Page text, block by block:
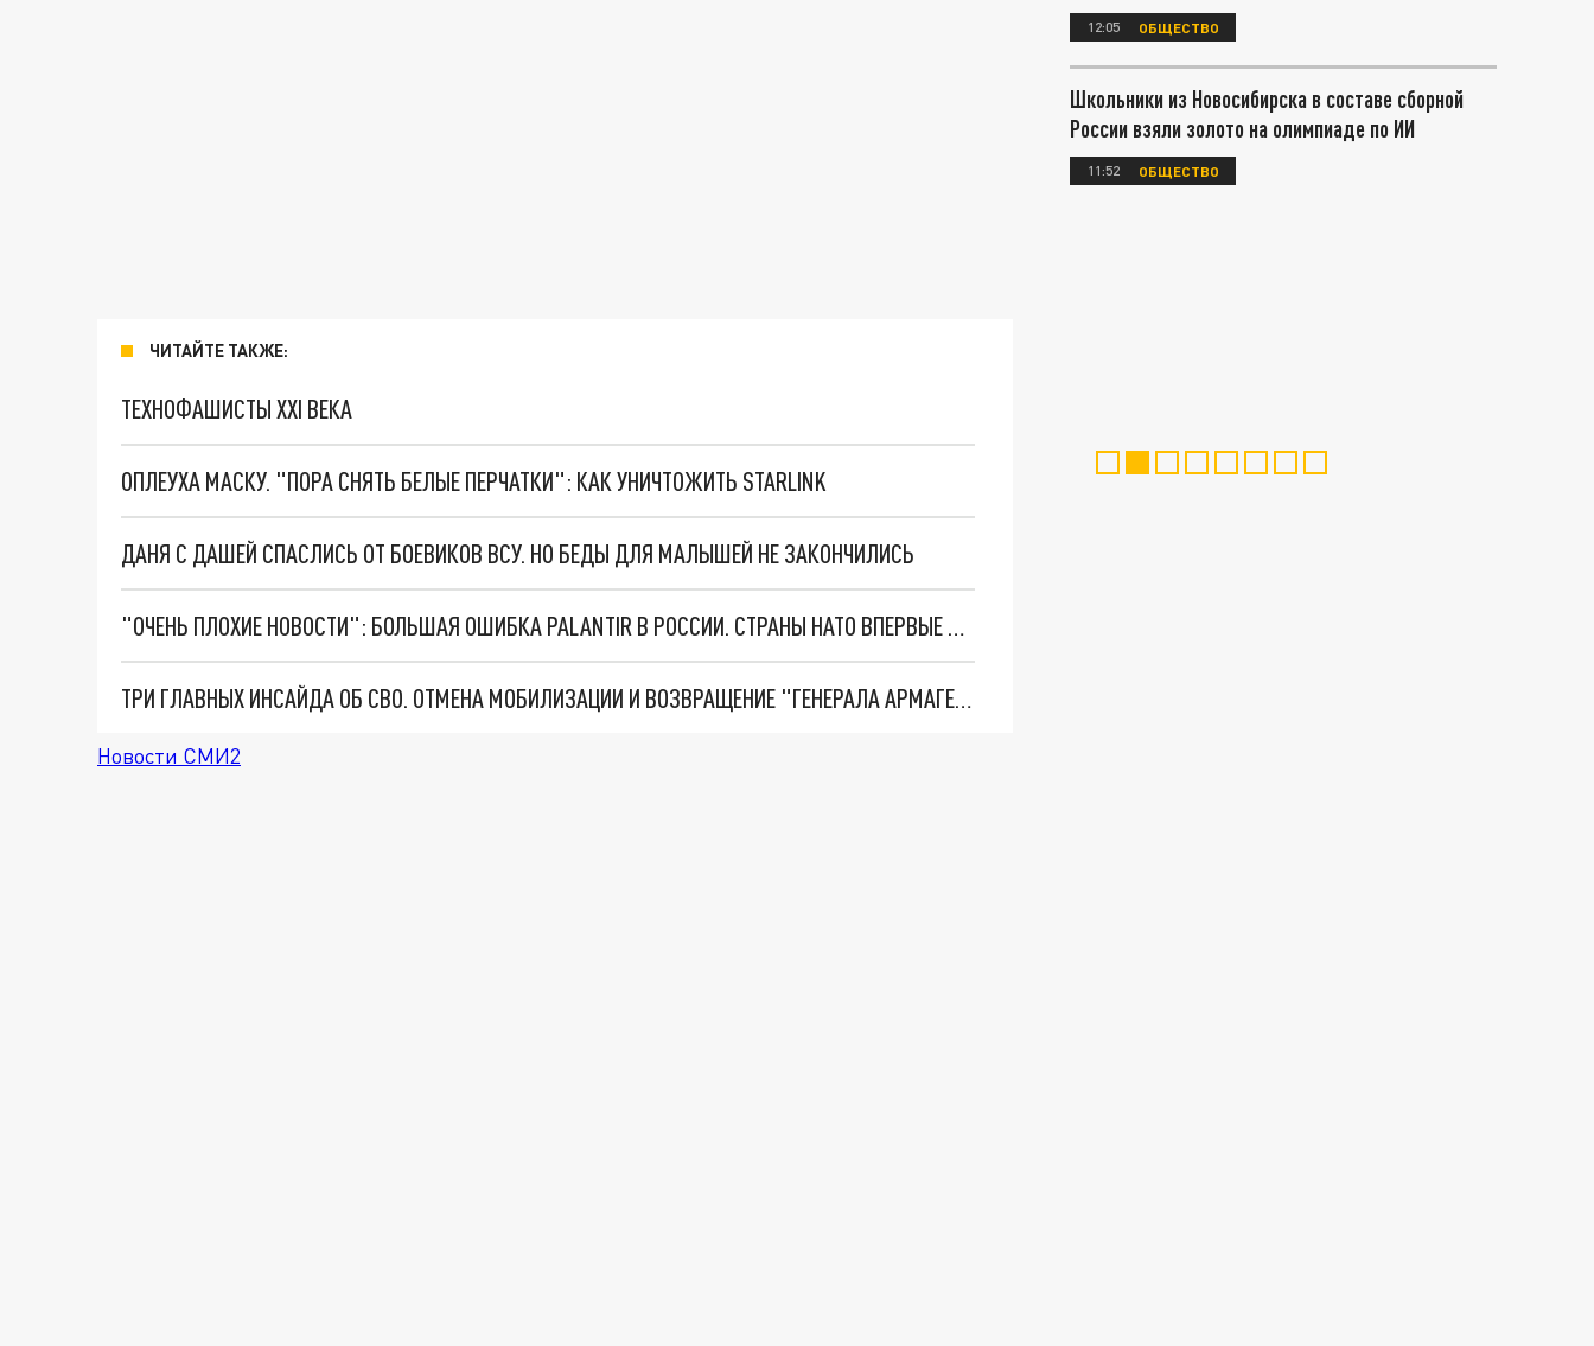
ЧИТАЙТЕ ТАКЖЕ:
ТЕХНОФАШИСТЫ XXI ВЕКА
ОПЛЕУХА МАСКУ. "ПОРА СНЯТЬ БЕЛЫЕ ПЕРЧАТКИ": КАК УНИЧТОЖИТЬ STARLINK
ДАНЯ С ДАШЕЙ СПАСЛИСЬ ОТ БОЕВИКОВ ВСУ. НО БЕДЫ ДЛЯ МАЛЫШЕЙ НЕ ЗАКОНЧИЛИСЬ
"ОЧЕНЬ ПЛОХИЕ НОВОСТИ": БОЛЬШАЯ ОШИБКА PALANTIR В РОССИИ. СТРАНЫ НАТО ВПЕРВЫЕ ЗА СВО ОСТАНОВИЛИ ПОСТАВКИ ОРУЖИЯ. ВСУ ТЕРЯЮТ ПРИГРАНИЧЬЕ?
ТРИ ГЛАВНЫХ ИНСАЙДА ОБ СВО. ОТМЕНА МОБИЛИЗАЦИИ И ВОЗВРАЩЕНИЕ "ГЕНЕРАЛА АРМАГЕДДОНА"? ОТЛИЧНЫЕ НОВОСТИ, КОТОРЫЕ ЖДАЛИ ВСЕ
Новости СМИ2
12:05 ОБЩЕСТВО
Школьники из Новосибирска в составе сборной
России взяли золото на олимпиаде по ИИ
11:52 ОБЩЕСТВО